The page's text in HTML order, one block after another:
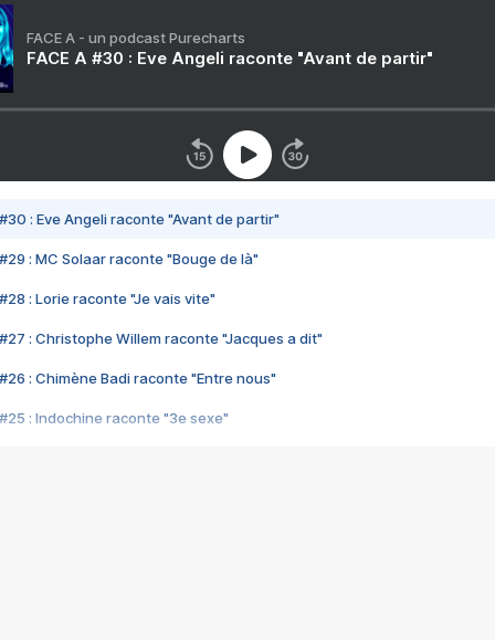
FACE A - un podcast Purecharts
FACE A #30 : Eve Angeli raconte "Avant de partir"
#30 : Eve Angeli raconte "Avant de partir"
#29 : MC Solaar raconte "Bouge de là"
#28 : Lorie raconte "Je vais vite"
#27 : Christophe Willem raconte "Jacques a dit"
#26 : Chimène Badi raconte "Entre nous"
#25 : Indochine raconte "3e sexe"